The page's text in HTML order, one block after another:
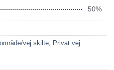
50%
vej skilte Privat vej